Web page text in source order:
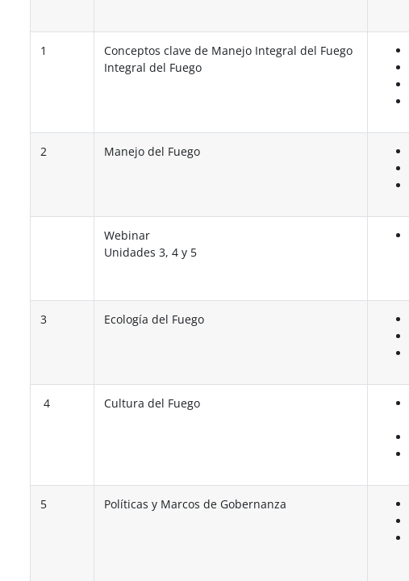
1
Conceptos clave de Manejo Integral del Fuego
Integral del Fuego
2 Manejo del Fuego
Webinar
Unidades 3, 4 y 5
3 Ecología del Fuego
4 Cultura del Fuego
5 Políticas y Marcos de Gobernanza